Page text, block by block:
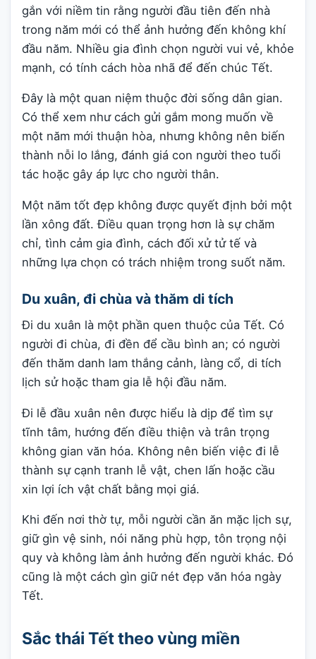
gắn với niềm tin rằng người đầu tiên đến nhà
trong năm mới có thể ảnh hưởng đến không khí
đầu năm. Nhiều gia đình chọn người vui vẻ, khỏe
mạnh, có tính cách hòa nhã để đến chúc Tết.
Đây là một quan niệm thuộc đời sống dân gian.
Có thể xem như cách gửi gắm mong muốn về
một năm mới thuận hòa, nhưng không nên biến
thành nỗi lo lắng, đánh giá con người theo tuổi
tác hoặc gây áp lực cho người thân.
Một năm tốt đẹp không được quyết định bởi một
lần xông đất. Điều quan trọng hơn là sự chăm
chỉ, tình cảm gia đình, cách đối xử tử tế và
những lựa chọn có trách nhiệm trong suốt năm.
Du xuân, đi chùa và thăm di tích
Đi du xuân là một phần quen thuộc của Tết. Có
người đi chùa, đi đền để cầu bình an; có người
đến thăm danh lam thắng cảnh, làng cổ, di tích
lịch sử hoặc tham gia lễ hội đầu năm.
Đi lễ đầu xuân nên được hiểu là dịp để tìm sự
tĩnh tâm, hướng đến điều thiện và trân trọng
không gian văn hóa. Không nên biến việc đi lễ
thành sự cạnh tranh lễ vật, chen lấn hoặc cầu
xin lợi ích vật chất bằng mọi giá.
Khi đến nơi thờ tự, mỗi người cần ăn mặc lịch sự,
giữ gìn vệ sinh, nói năng phù hợp, tôn trọng nội
quy và không làm ảnh hưởng đến người khác. Đó
cũng là một cách gìn giữ nét đẹp văn hóa ngày
Tết.
Sắc thái Tết theo vùng miền